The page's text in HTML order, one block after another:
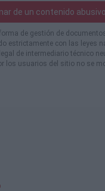
de un contenido
de gestión de
estrictamente con las leyes
de intermediario técnico
los usuarios del sitio no se